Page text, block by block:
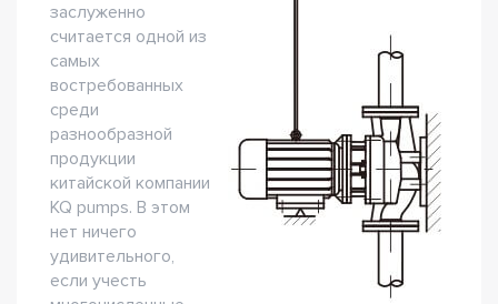
заслуженно
считается одной из
самых
востребованных
среди
разнообразной
продукции
китайской компании
KQ pumps. В этом
нет ничего
удивительного,
если учесть